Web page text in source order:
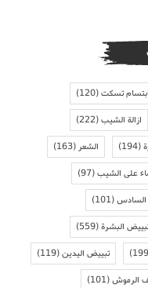
ابتسام تسكت(120)
ازالة الشيب(222)
(194) الشعر (163)
على الشيب(97)
السادس(101)
البشرة(559)
تبييض اليدين(119)
الرموش(101)